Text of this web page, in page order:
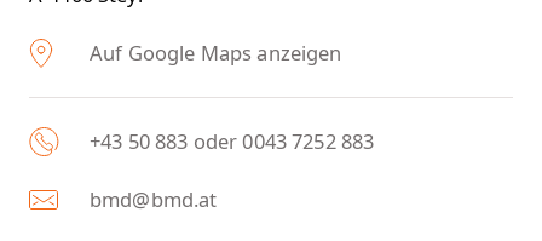
Auf Google Maps anzeigen
+43 50 883 oder 0043 7252 883
bmd@bmd.at